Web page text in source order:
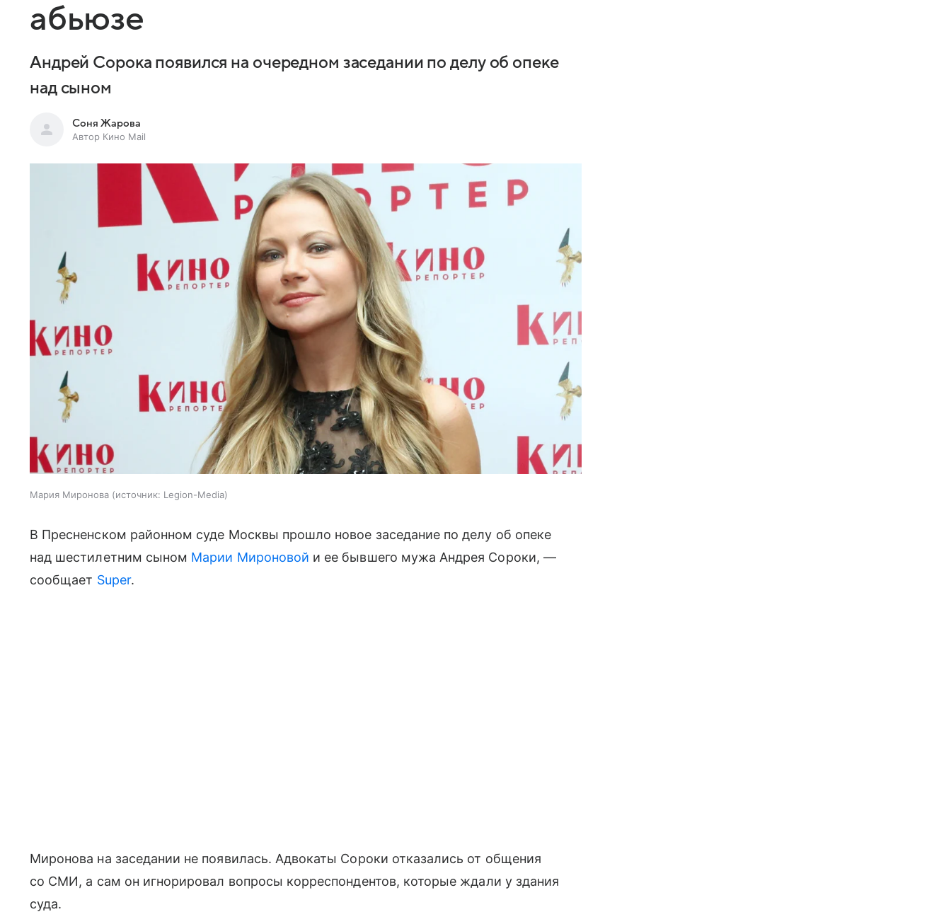
абьюзе
Андрей Сорока появился на очередном заседании по делу об опеке
над сыном
Соня Жарова
Автор Кино Mail
Мария Миронова источник: Legion-Media
В Пресненском районном суде Москвы прошло новое заседание по делу об опеке
над шестилетним сыном Марии Мироновой и ее бывшего мужа Андрея Сороки, —
сообщает Super.
Миронова на заседании не появилась. Адвокаты Сороки отказались от общения
со СМИ, а сам он игнорировал вопросы корреспондентов, которые ждали у здания
суда.